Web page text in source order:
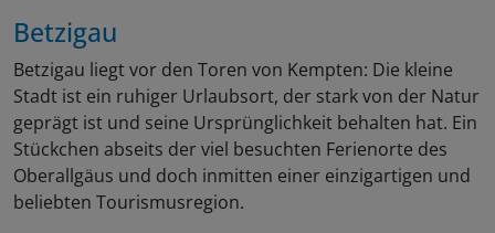
Betzigau
Betzigau liegt vor den Toren von Kempten: Die kleine
Stadt ist ein ruhiger Urlaubsort, der stark von der Natur
geprägt ist und seine Ursprünglichkeit behalten hat. Ein
Stückchen abseits der viel besuchten Ferienorte des
Oberallgäus und doch inmitten einer einzigartigen und
beliebten Tourismusregion.